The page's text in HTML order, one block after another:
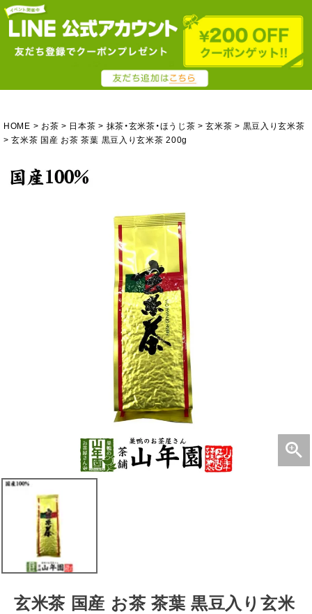
HOME お茶 日本茶 抹茶・玄米茶・ほうじ茶 玄米茶
黒豆入り玄米茶
玄米茶 国産 お茶 茶葉 黒豆入り玄米茶 200g
玄米茶 国産 お茶 茶葉 黒豆入り玄米